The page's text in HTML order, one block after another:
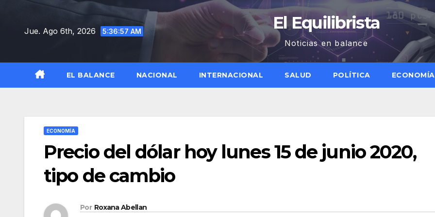
contenidoJue. Ago 6th, 2026 5:36:58 AM El Equilibrista
Noticias en balance
EL BALANCE NACIONAL INTERNACIONAL SALUD POLÍTICA ECONOMÍA
ECONOMÍA
Precio del dólar hoy lunes 15 de junio 2020,
tipo de cambio
Por Roxana Abellan